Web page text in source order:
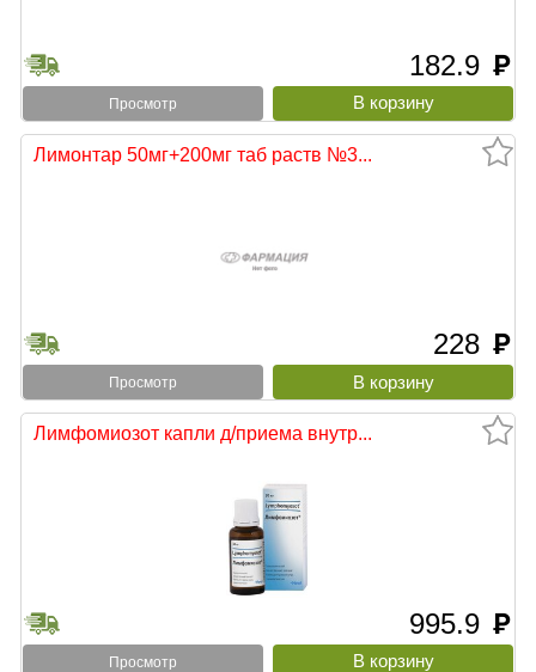
182.9 руб
Просмотр
Лимонтар 50мг+200мг таб раств №3...
228 руб
Просмотр
Лимфомиозот капли д/приема внутр...
995.9 руб
Просмотр